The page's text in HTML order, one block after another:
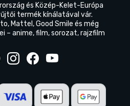
és Közép-Kelet-Európa
termék kínálatával vár.
Mattel, Good Smile és még
– anime, film, sorozat, rajzfilm